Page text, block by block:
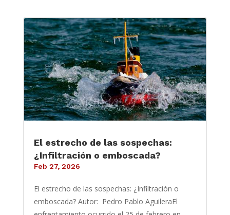
El estrecho de las sospechas:
¿Infiltración o emboscada?
Feb 27, 2026
El estrecho de las sospechas: ¿Infiltración o
emboscada? Autor: Pedro Pablo AguileraEl